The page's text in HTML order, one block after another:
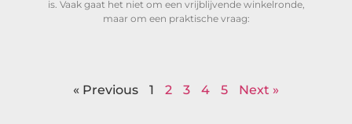
is. Vaak gaat het niet om een vrijblijvende winkelronde,
maar om een praktische vraag:
« Previous 1 2 3 4 5 Next »